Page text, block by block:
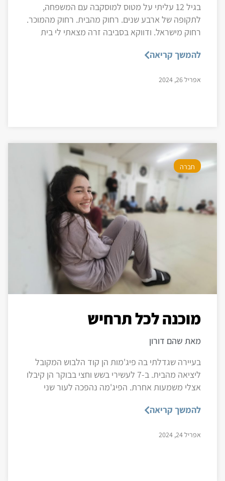
בגיל 12 עליתי על מטוס למוסקבה עם המשפחה,
לתקופה של ארבע שנים. רחוק מהבית. רחוק מהמוכר.
רחוק מישראל. ודווקא בסביבה זרה מצאתי לי בית
להמשך קריאה
אפריל 26, 2024
חברה
מוכנה לכל תרחיש
מאת שהם דורון
בעיירה שגדלתי בה פיג'מות הן קוד הלבוש המקובל
ליציאה מהבית. ב-7 לעשירי בשש וחצי בבוקר הן קיבלו
אצלי משמעות אחרת. הפיג'מה נהפכה לעור שני
להמשך קריאה
אפריל 24, 2024